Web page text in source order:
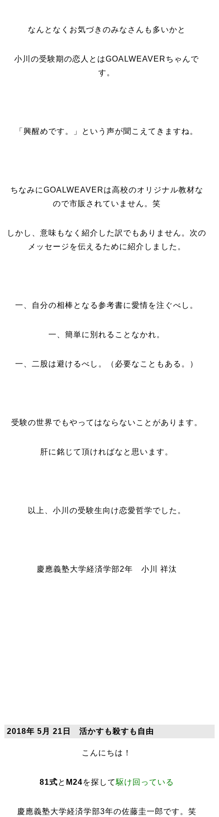
なんとなくお気づきのみなさんも多いかと
小川の受験期の恋人とはGOALWEAVERちゃんで
す。
「興醒めです。」という声が聞こえてきますね。
ちなみにGOALWEAVERは高校のオリジナル教材な
ので市販されていません。笑
しかし、意味もなく紹介した訳でもありません。次の
メッセージを伝えるために紹介しました。
一、自分の相棒となる参考書に愛情を注ぐべし。
一、簡単に別れることなかれ。
一、二股は避けるべし。（必要なこともある。）
受験の世界でもやってはならないことがあります。
肝に銘じて頂ければなと思います。
以上、小川の受験生向け恋愛哲学でした。
慶應義塾大学経済学部2年 小川 祥汰
2018年 5月 21日 活かすも殺すも自由
こんにちは！
81式と M24を探して駆け回っている
慶應義塾大学経済学部3年の佐藤圭一郎です。笑